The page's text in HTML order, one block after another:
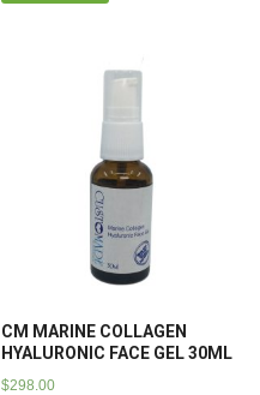
CM MARINE COLLAGEN
HYALURONIC FACE GEL 30ML
$298.00